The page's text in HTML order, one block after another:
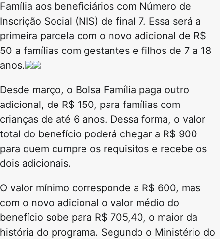
Família aos beneficiários com Número de
Inscrição Social (NIS) de final 7. Essa será a
primeira parcela com o novo adicional de R$
50 a famílias com gestantes e filhos de 7 a 18
anos.
Desde março, o Bolsa Família paga outro
adicional, de R$ 150, para famílias com
crianças de até 6 anos. Dessa forma, o valor
total do benefício poderá chegar a R$ 900
para quem cumpre os requisitos e recebe os
dois adicionais.
O valor mínimo corresponde a R$ 600, mas
com o novo adicional o valor médio do
benefício sobe para R$ 705,40, o maior da
história do programa. Segundo o Ministério do